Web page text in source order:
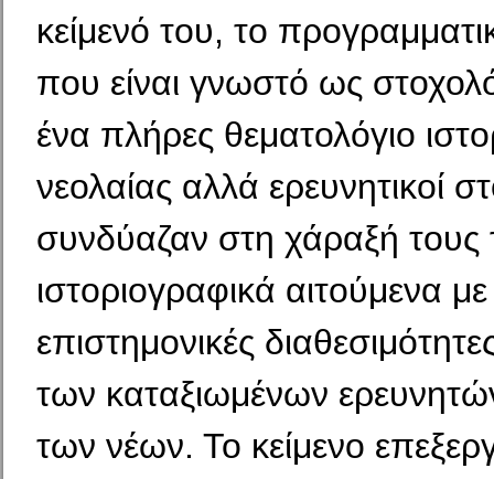
κείμενό του, το
που είναι γνωστό ως
ένα πλήρες θεματολόγιο
νεολαίας αλλά ερευνητικοί
συνδύαζαν στη χάραξή τους
ιστοριογραφικά αιτούμενα με
επιστημονικές
των καταξιωμένων
των νέων. Το κείμενο